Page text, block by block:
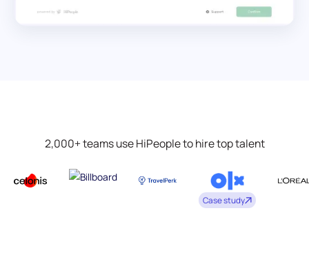
2,000+ teams use HiPeople to hire top talent
Case study